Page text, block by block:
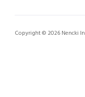
Copyright © 2026 Nencki